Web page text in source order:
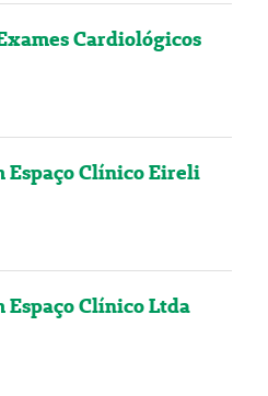
Cardiológicos
Espaço Clínico Eireli
Clínico Ltda